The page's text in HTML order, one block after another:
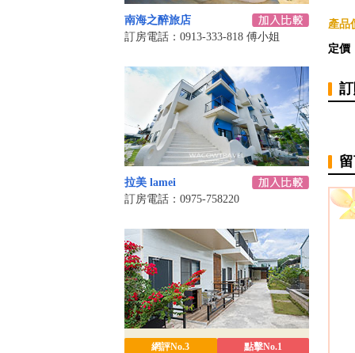
南海之醉旅店
訂房電話：0913-333-818 傅小姐
拉美 lamei
訂房電話：0975-758220
網評No.3 點擊No.1
產品
定價